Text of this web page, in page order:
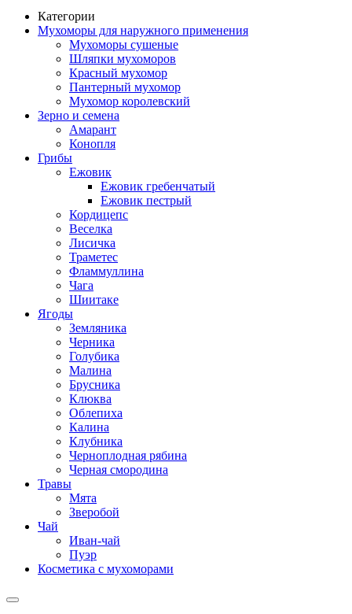
Категории
Мухоморы для наружного применения
Мухоморы сушеные
Шляпки мухоморов
Красный мухомор
Пантерный мухомор
Мухомор королевский
Зерно и семена
Амарант
Конопля
Грибы
Ежовик
Ежовик гребенчатый
Ежовик пестрый
Кордицепс
Веселка
Лисичка
Траметес
Фламмуллина
Чага
Шиитаке
Ягоды
Земляника
Черника
Голубика
Малина
Брусника
Клюква
Облепиха
Калина
Клубника
Черноплодная рябина
Черная смородина
Травы
Мята
Зверобой
Чай
Иван-чай
Пуэр
Косметика с мухоморами